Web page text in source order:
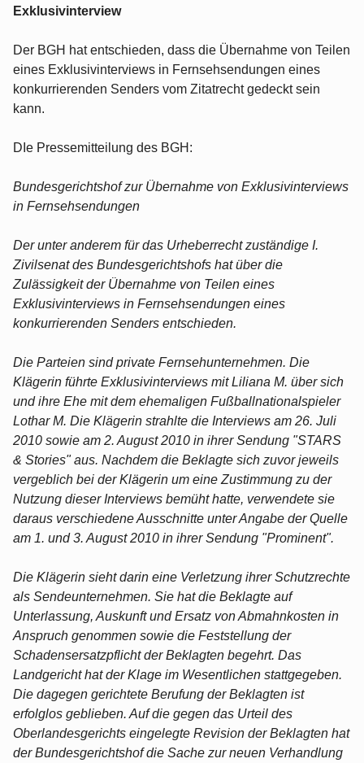
Exklusivinterview
Der BGH hat entschieden, dass die Übernahme von Teilen
eines Exklusivinterviews in Fernsehsendungen eines
konkurrierenden Senders vom Zitatrecht gedeckt sein
kann.
DIe Pressemitteilung des BGH:
Bundesgerichtshof zur Übernahme von Exklusivinterviews
in Fernsehsendungen
Der unter anderem für das Urheberrecht zuständige I.
Zivilsenat des Bundesgerichtshofs hat über die
Zulässigkeit der Übernahme von Teilen eines
Exklusivinterviews in Fernsehsendungen eines
konkurrierenden Senders entschieden.
Die Parteien sind private Fernsehunternehmen. Die
Klägerin führte Exklusivinterviews mit Liliana M. über sich
und ihre Ehe mit dem ehemaligen Fußballnationalspieler
Lothar M. Die Klägerin strahlte die Interviews am 26. Juli
2010 sowie am 2. August 2010 in ihrer Sendung "STARS
& Stories" aus. Nachdem die Beklagte sich zuvor jeweils
vergeblich bei der Klägerin um eine Zustimmung zu der
Nutzung dieser Interviews bemüht hatte, verwendete sie
daraus verschiedene Ausschnitte unter Angabe der Quelle
am 1. und 3. August 2010 in ihrer Sendung "Prominent".
Die Klägerin sieht darin eine Verletzung ihrer Schutzrechte
als Sendeunternehmen. Sie hat die Beklagte auf
Unterlassung, Auskunft und Ersatz von Abmahnkosten in
Anspruch genommen sowie die Feststellung der
Schadensersatzpflicht der Beklagten begehrt. Das
Landgericht hat der Klage im Wesentlichen stattgegeben.
Die dagegen gerichtete Berufung der Beklagten ist
erfolglos geblieben. Auf die gegen das Urteil des
Oberlandesgerichts eingelegte Revision der Beklagten hat
der Bundesgerichtshof die Sache zur neuen Verhandlung